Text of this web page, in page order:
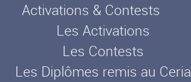
Activations & Contests
Les Activations
Les Contests
Les Diplômes remis au Ceria